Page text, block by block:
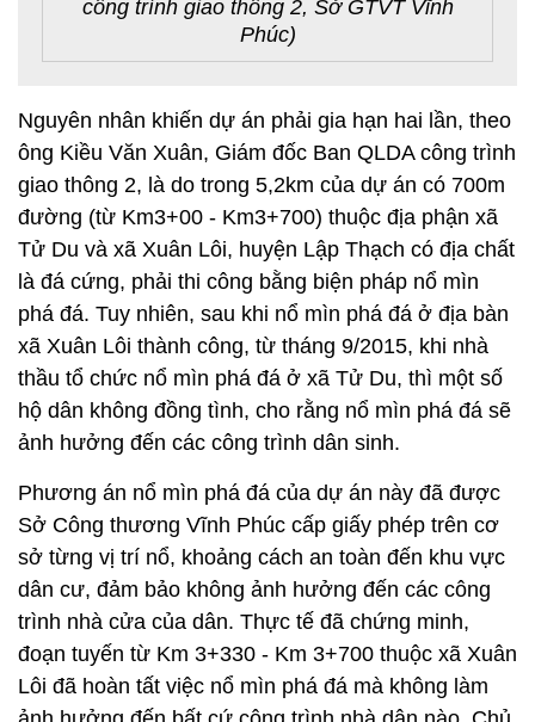
công trình giao thông 2, Sở GTVT Vĩnh
Phúc)
Nguyên nhân khiến dự án phải gia hạn hai lần, theo
ông Kiều Văn Xuân, Giám đốc Ban QLDA công trình
giao thông 2, là do trong 5,2km của dự án có 700m
đường (từ Km3+00 - Km3+700) thuộc địa phận xã
Tử Du và xã Xuân Lôi, huyện Lập Thạch có địa chất
là đá cứng, phải thi công bằng biện pháp nổ mìn
phá đá. Tuy nhiên, sau khi nổ mìn phá đá ở địa bàn
xã Xuân Lôi thành công, từ tháng 9/2015, khi nhà
thầu tổ chức nổ mìn phá đá ở xã Tử Du, thì một số
hộ dân không đồng tình, cho rằng nổ mìn phá đá sẽ
ảnh hưởng đến các công trình dân sinh.
Phương án nổ mìn phá đá của dự án này đã được
Sở Công thương Vĩnh Phúc cấp giấy phép trên cơ
sở từng vị trí nổ, khoảng cách an toàn đến khu vực
dân cư, đảm bảo không ảnh hưởng đến các công
trình nhà cửa của dân. Thực tế đã chứng minh,
đoạn tuyến từ Km 3+330 - Km 3+700 thuộc xã Xuân
Lôi đã hoàn tất việc nổ mìn phá đá mà không làm